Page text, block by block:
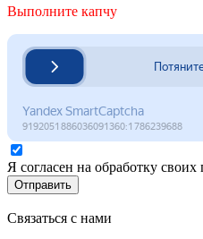
Выполните капчу
Я согласен на обработку
Отправить
Связаться с нами